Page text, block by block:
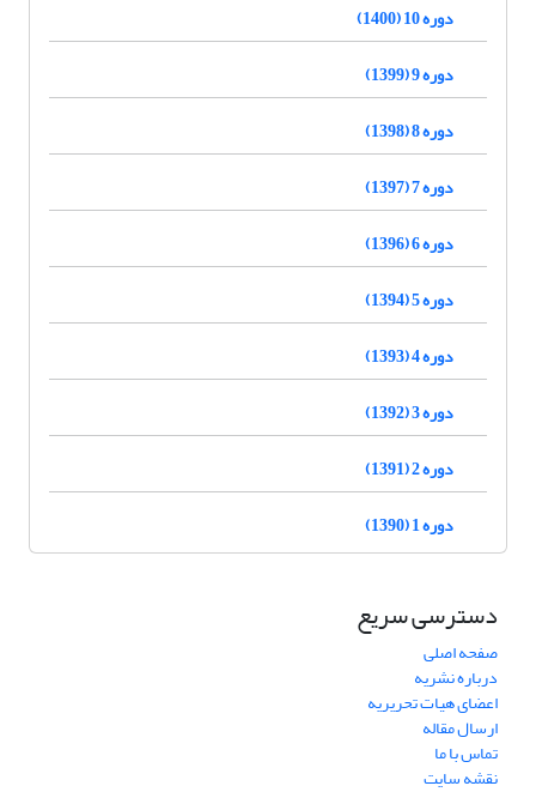
دوره 10 (1400)
دوره 9 (1399)
دوره 8 (1398)
دوره 7 (1397)
دوره 6 (1396)
دوره 5 (1394)
دوره 4 (1393)
دوره 3 (1392)
دوره 2 (1391)
دوره 1 (1390)
دسترسی سریع
صفحه اصلی
درباره نشریه
اعضای هیات تحریریه
ارسال مقاله
تماس با ما
نقشه سایت